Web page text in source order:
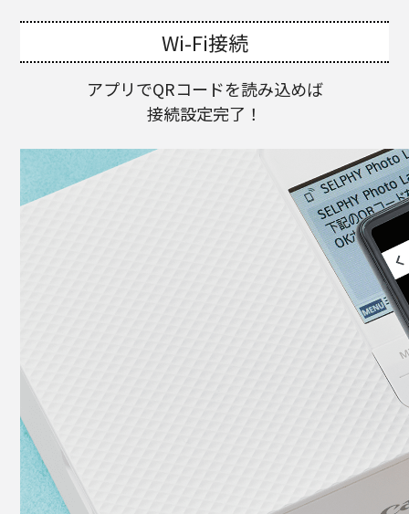
Wi-Fi接続
アプリでQRコードを読み込めば
接続設定完了！